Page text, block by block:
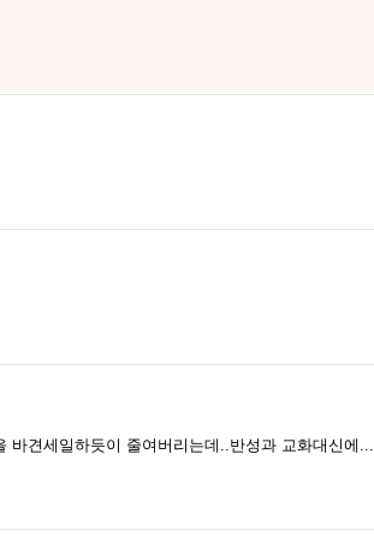
견세일하듯이 줄여버리는데..반성과 교화대신에...